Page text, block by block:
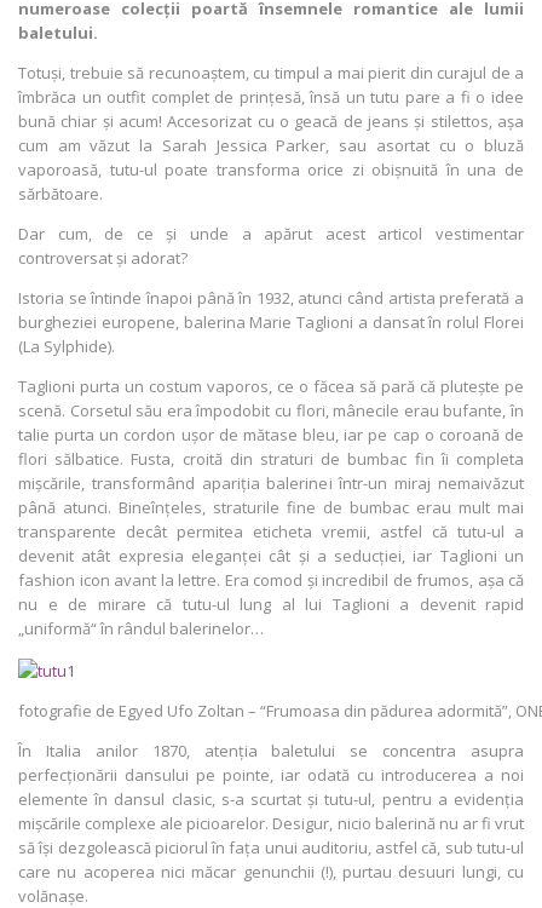
numeroase colecții poartă însemnele romantice ale lumii
baletului.
Totuși, trebuie să recunoaștem, cu timpul a mai pierit din curajul de a
îmbrăca un outfit complet de prințesă, însă un tutu pare a fi o idee
bună chiar și acum! Accesorizat cu o geacă de jeans și stilettos, așa
cum am văzut la Sarah Jessica Parker, sau asortat cu o bluză
vaporoasă, tutu-ul poate transforma orice zi obișnuită în una de
sărbătoare.
Dar cum, de ce și unde a apărut acest articol vestimentar
controversat și adorat?
Istoria se întinde înapoi până în 1932, atunci când artista preferată a
burgheziei europene, balerina Marie Taglioni a dansat în rolul Florei
(La Sylphide).
Taglioni purta un costum vaporos, ce o făcea să pară că plutește pe
scenă. Corsetul său era împodobit cu flori, mânecile erau bufante, în
talie purta un cordon ușor de mătase bleu, iar pe cap o coroană de
flori sălbatice. Fusta, croită din straturi de bumbac fin îi completa
mișcările, transformând apariția balerinei într-un miraj nemaivăzut
până atunci. Bineînțeles, straturile fine de bumbac erau mult mai
transparente decât permitea eticheta vremii, astfel că tutu-ul a
devenit atât expresia eleganței cât și a seducției, iar Taglioni un
fashion icon avant la lettre. Era comod și incredibil de frumos, așa că
nu e de mirare că tutu-ul lung al lui Taglioni a devenit rapid
„uniformă“ în rândul balerinelor…
fotografie de Egyed Ufo Zoltan – “Frumoasa din pădurea adormită”,
În Italia anilor 1870, atenția baletului se concentra asupra
perfecționării dansului pe pointe, iar odată cu introducerea a noi
elemente în dansul clasic, s-a scurtat și tutu-ul, pentru a evidenția
mișcările complexe ale picioarelor. Desigur, nicio balerină nu ar fi vrut
să își dezgolească piciorul în fața unui auditoriu, astfel că, sub tutu-ul
care nu acoperea nici măcar genunchii (!), purtau desuuri lungi, cu
volănașe.